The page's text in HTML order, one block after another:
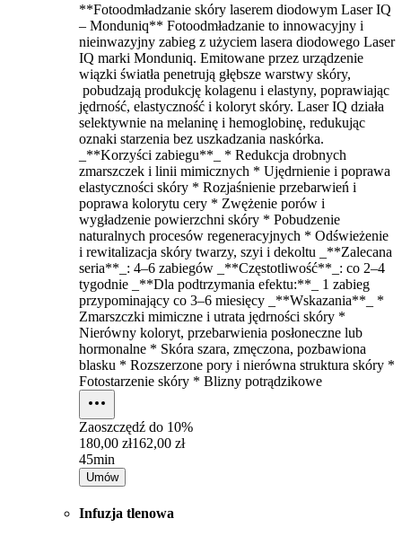
**Fotoodmładzanie skóry laserem diodowym Laser IQ
– Monduniq** Fotoodmładzanie to innowacyjny i
nieinwazyjny zabieg z użyciem lasera diodowego Laser
IQ marki Monduniq. Emitowane przez urządzenie
wiązki światła penetrują głębsze warstwy skóry,
pobudzają produkcję kolagenu i elastyny, poprawiając
jędrność, elastyczność i koloryt skóry. Laser IQ działa
selektywnie na melaninę i hemoglobinę, redukując
oznaki starzenia bez uszkadzania naskórka.
_**Korzyści zabiegu**_ * Redukcja drobnych
zmarszczek i linii mimicznych * Ujędrnienie i poprawa
elastyczności skóry * Rozjaśnienie przebarwień i
poprawa kolorytu cery * Zwężenie porów i
wygładzenie powierzchni skóry * Pobudzenie
naturalnych procesów regeneracyjnych * Odświeżenie
i rewitalizacja skóry twarzy, szyi i dekoltu _**Zalecana
seria**_: 4–6 zabiegów _**Częstotliwość**_: co 2–4
tygodnie _**Dla podtrzymania efektu:**_ 1 zabieg
przypominający co 3–6 miesięcy _**Wskazania**_ *
Zmarszczki mimiczne i utrata jędrności skóry *
Nierówny koloryt, przebarwienia posłoneczne lub
hormonalne * Skóra szara, zmęczona, pozbawiona
blasku * Rozszerzone pory i nierówna struktura skóry *
Fotostarzenie skóry * Blizny potrądzikowe
Zaoszczędź do 10%
180,00 zł162,00 zł
45min
Umów
Infuzja tlenowa